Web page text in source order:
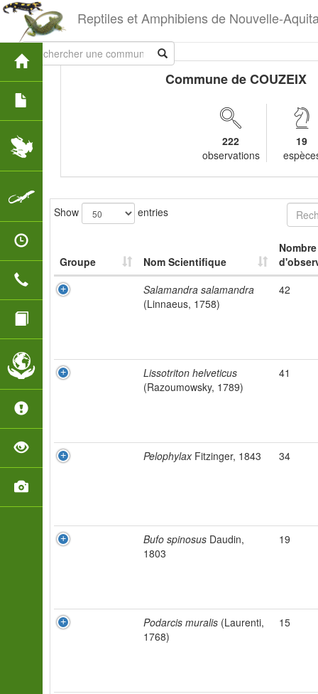
Reptiles et Amphibiens de Nouvelle-
Commune de COUZEIX
222
observations
19
Show entries
Groupe Nom Scientifique
Nombre
Salamandra salamandra
(Linnaeus, 1758)
42
Lissotriton helveticus
(Razoumowsky, 1789)
41
PelophylaxFitzinger, 1843 34
Bufo spinosus Daudin,
1803
19
Podarcis muralis (Laurenti,
1768)
15